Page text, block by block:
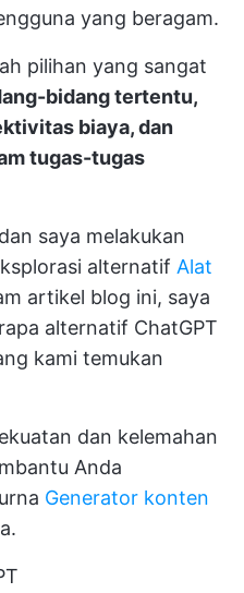
yang beragam.
pilihan yang sangat
bidang tertentu,
biaya, dan
tugas-tugas
saya melakukan
alternatif Alat
artikel blog ini, saya
alternatif ChatGPT
kami temukan
dan kelemahan
Anda
Generator konten